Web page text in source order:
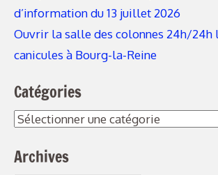
d’information du 13 juillet 2026
Ouvrir la salle des colonnes 24h/24h
canicules à Bourg-la-Reine
Catégories
Catégories
Archives